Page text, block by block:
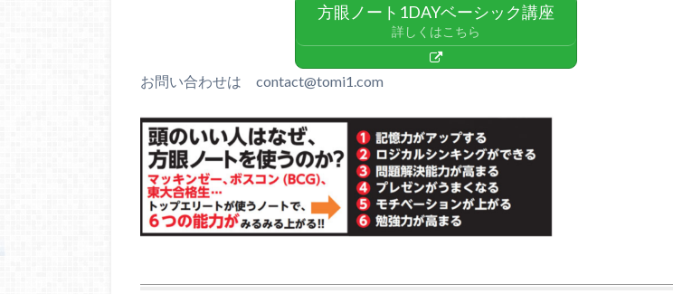
方眼ノート1DAYベーシック講座
詳しくはこちら
お問い合わせは contact@tomi1.com